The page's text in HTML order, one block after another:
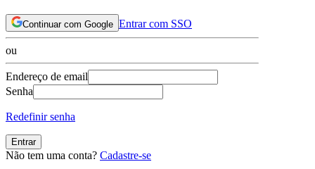
Continuar com Google Entrar com SSO
ou
Endereço de email
Senha
Redefinir senha
Entrar
Não tem uma conta? Cadastre-se